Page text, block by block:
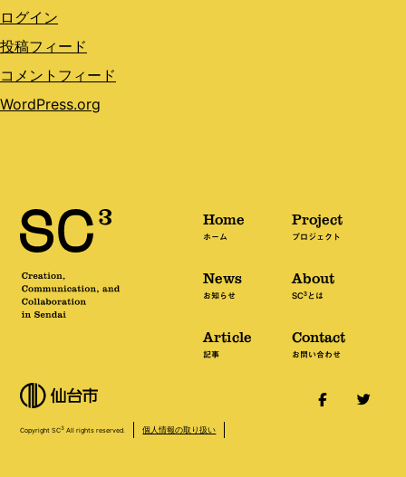
ログイン
投稿フィード
コメントフィード
WordPress.org
Home
ホーム
News
お知らせ
Article
記事
Project
プロジェクト
About
SC3とは
Contact
お問い合わせ
Copyright SC3 All rights reserved. 個人情報の取り扱い